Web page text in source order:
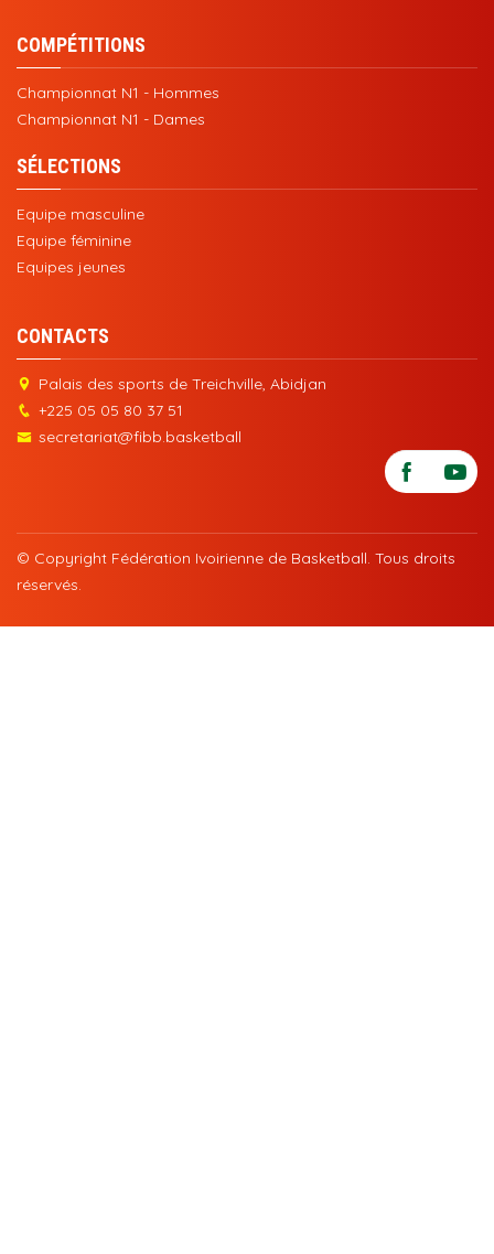
COMPÉTITIONS
Championnat N1 - Hommes
Championnat N1 - Dames
SÉLECTIONS
Equipe masculine
Equipe féminine
Equipes jeunes
CONTACTS
Palais des sports de Treichville, Abidjan
+225 05 05 80 37 51
secretariat@fibb.basketball
© Copyright Fédération Ivoirienne de Basketball. Tous droits
réservés.